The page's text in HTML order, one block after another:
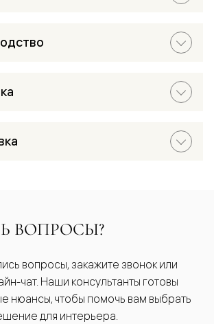
ВОПРОСЫ?
вопросы, закажите звонок или
чат. Наши консультанты готовы
нюансы, чтобы помочь вам выбрать
для интерьера.